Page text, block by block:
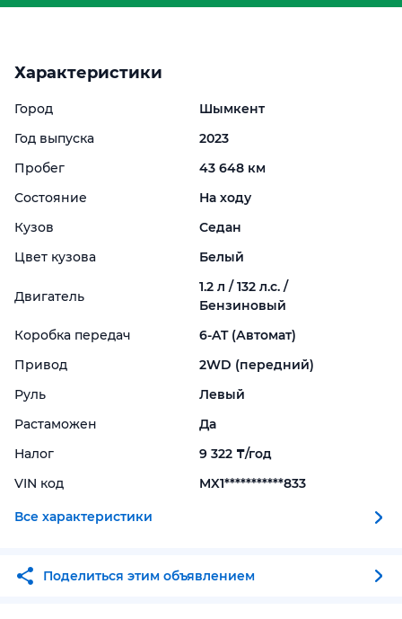
Характеристики
Город
Шымкент
Год выпуска
2023
Пробег
43 648 км
Состояние
На ходу
Кузов
Седан
Цвет кузова
Белый
Двигатель
1.2 л / 132 л.с. /
Бензиновый
Коробка передач
6-AT (Автомат)
Привод
2WD (передний)
Руль
Левый
Растаможен
Да
Налог
9 322 ₸/год
VIN код
MX1***********833
Все характеристики
Поделиться этим объявлением